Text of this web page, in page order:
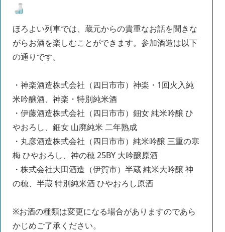
🍶
ほろよい列車では、蔵元からの貴重なお話を聞きな
がらお酒を楽しむことができます。参加酒造は以下
の通りです。
・神楽酒造株式会社（四日市市）神楽・1回火入純
米吟醸酒、神楽・特別純米酒
・伊藤酒造株式会社（四日市市）鈿女 純米吟醸 ひ
やおろし、鈿女 山廃純米 二年熟成
・丸彦酒造株式会社（四日市市）純米吟醸 三重の寒
梅 ひやおろし、神の穂 25BY 大吟醸原酒
・株式会社大田酒造（伊賀市）半蔵 純米大吟醸 神
の穂、半蔵 特別純米酒 ひやおろし原酒
※お酒の種類は変更になる場合がありますのであら
かじめご了承ください。